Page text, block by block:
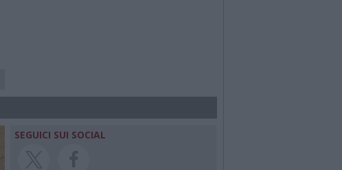
SEGUICI SUI SOCIAL